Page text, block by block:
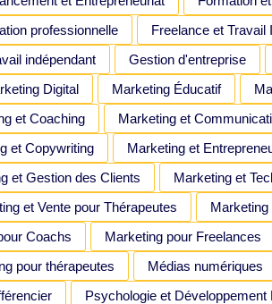
professionnelle
Freelance et Travail
indépendant
Gestion d'entreprise
Digital Marketing Éducatif
et Coaching
Marketing et
et Copywriting
Marketing et
et Gestion des Clients
Marketing et
et Vente pour Thérapeutes
Marketing
Coachs
Marketing pour Freelances
pour thérapeutes
Médias numériques
Psychologie et Développement